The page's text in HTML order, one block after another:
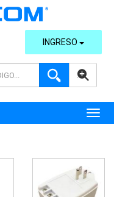
AVANZADA
INGRESO